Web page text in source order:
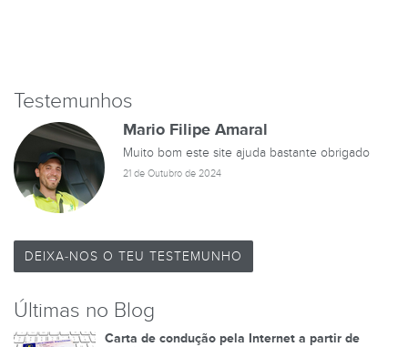
Testemunhos
Mario Filipe Amaral
Muito bom este site ajuda bastante obrigado
21 de Outubro de 2024
DEIXA-NOS O TEU TESTEMUNHO
Últimas no Blog
Carta de condução pela Internet a partir de